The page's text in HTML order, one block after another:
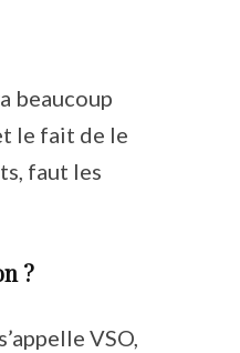
beaucoup
le fait de le
faut les
?
VSO,